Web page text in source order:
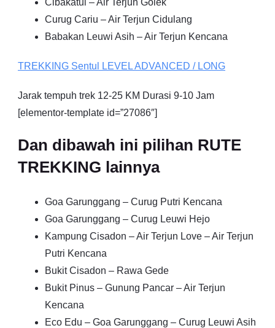
Curug Cariu – Air Terjun Cidulang
Babakan Leuwi Asih – Air Terjun Kencana
TREKKING Sentul LEVEL ADVANCED / LONG
Jarak tempuh trek 12-25 KM Durasi 9-10 Jam
[elementor-template id=”27086″]
Dan dibawah ini pilihan RUTE
TREKKING lainnya
Goa Garunggang – Curug Putri Kencana
Goa Garunggang – Curug Leuwi Hejo
Kampung Cisadon – Air Terjun Love – Air Terjun
Putri Kencana
Bukit Cisadon – Rawa Gede
Bukit Pinus – Gunung Pancar – Air Terjun
Kencana
Eco Edu – Goa Garunggang – Curug Leuwi Asih